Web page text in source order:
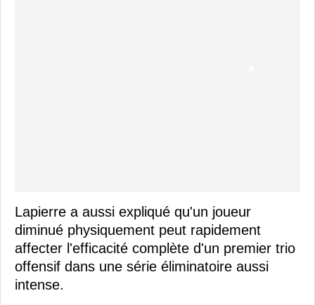
Lapierre a aussi expliqué qu'un joueur
diminué physiquement peut rapidement
affecter l'efficacité complète d'un premier trio
offensif dans une série éliminatoire aussi
intense.